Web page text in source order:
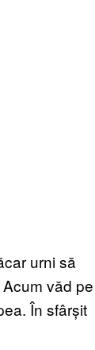
urni să
văd pe
În sfârșit